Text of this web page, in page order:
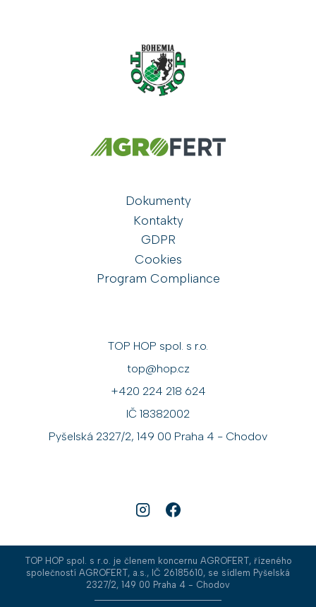
Dokumenty
Kontakty
GDPR
Cookies
Program Compliance
TOP HOP spol. s r.o.
top@hop.cz
+420 224 218 624
IČ 18382002
Pyšelská 2327/2, 149 00 Praha 4 - Chodov
TOP HOP spol. s r.o. je členem koncernu AGROFERT, řízeného
společností AGROFERT, a.s., IČ 26185610, se sídlem Pyšelská
2327/2, 149 00 Praha 4 - Chodov